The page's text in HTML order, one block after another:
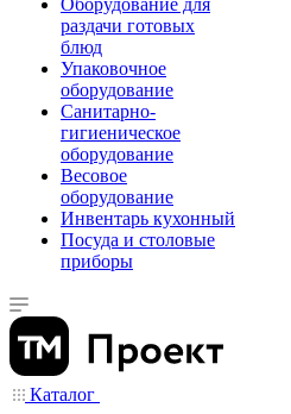
Оборудование для
раздачи готовых
блюд
Упаковочное
оборудование
Санитарно-
гигиеническое
оборудование
Весовое
оборудование
Инвентарь кухонный
Посуда и столовые
приборы
Каталог